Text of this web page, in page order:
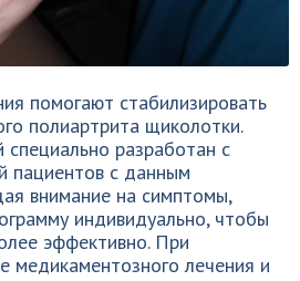
помогают стабилизировать
полиартрита щиколотки.
разработан с
пациентов с данным
внимание на симптомы,
индивидуально, чтобы
эффективно. При
медикаментозного лечения и